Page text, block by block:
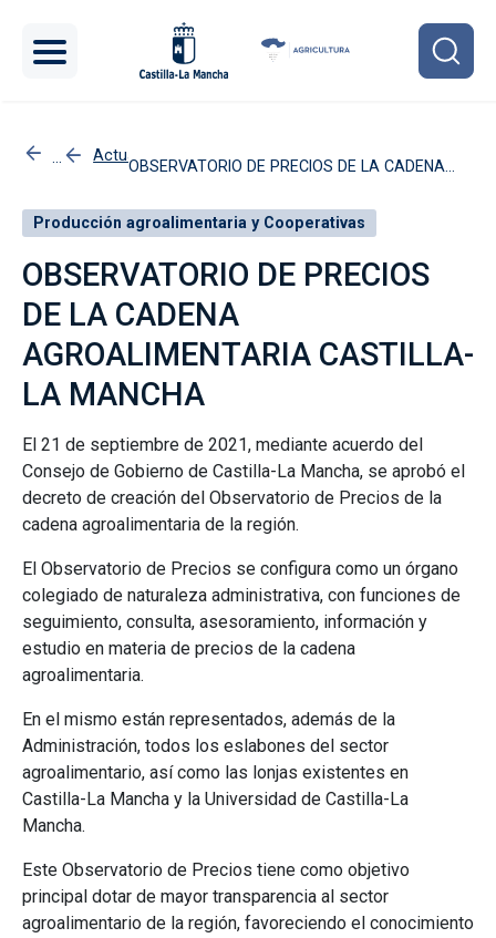
Actuaciones
OBSERVATORIO DE PRECIOS DE LA CADENA
Producción agroalimentaria y Cooperativas
OBSERVATORIO DE PRECIOS
DE LA CADENA
AGROALIMENTARIA CASTILLA-
LA MANCHA
El 21 de septiembre de 2021, mediante acuerdo del
Consejo de Gobierno de Castilla-La Mancha, se aprobó el
decreto de creación del Observatorio de Precios de la
cadena agroalimentaria de la región.
El Observatorio de Precios se configura como un órgano
colegiado de naturaleza administrativa, con funciones de
seguimiento, consulta, asesoramiento, información y
estudio en materia de precios de la cadena
agroalimentaria.
En el mismo están representados, además de la
Administración, todos los eslabones del sector
agroalimentario, así como las lonjas existentes en
Castilla-La Mancha y la Universidad de Castilla-La
Mancha.
Este Observatorio de Precios tiene como objetivo
principal dotar de mayor transparencia al sector
agroalimentario de la región, favoreciendo el conocimiento